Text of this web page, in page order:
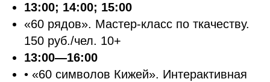
13:00; 14:00; 15:00
«60 рядов». Мастер-класс по ткачеству.
150 руб./чел. 10+
13:00—16:00
• «60 символов Кижей». Интерактивная